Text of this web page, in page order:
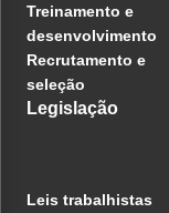
Treinamento e
desenvolvimento
Recrutamento e
seleção
Legislação
Leis trabalhistas